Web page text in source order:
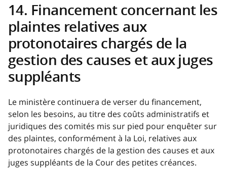
14. Financement concernant les
plaintes relatives aux
protonotaires chargés de la
gestion des causes et aux juges
suppléants
Le ministère continuera de verser du financement,
selon les besoins, au titre des coûts administratifs et
juridiques des comités mis sur pied pour enquêter sur
des plaintes, conformément à la Loi, relatives aux
protonotaires chargés de la gestion des causes et aux
juges suppléants de la Cour des petites créances.